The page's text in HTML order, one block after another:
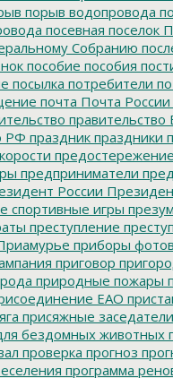
порыв водопровода
посевная поселок
Собранию
пособие пособия
посылка потребители
почта Почта России
правительство
РФ праздник праздники
предостережение
предприниматели
России
спортивные игры
преступление
приборы
приговор
природные пожары
ЕАО
присяжные заседатели
бездомных животных
проверка прогноз
программа